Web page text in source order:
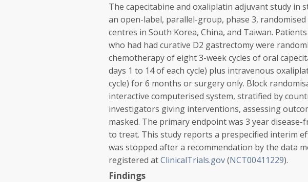
The capecitabine and oxaliplatin adjuvant study in
an open-label, parallel-group, phase 3,
centres in South Korea, China, and Taiwan.
who had had curative D2 gastrectomy were
chemotherapy of eight 3-week cycles of oral
days 1 to 14 of each cycle) plus intravenous
cycle) for 6 months or surgery only. Block
interactive computerised system, stratified by
investigators giving interventions, assessing
masked. The primary endpoint was 3 year
to treat. This study reports a prespecified interim
was stopped after a recommendation by the data
registered atClinicalTrials.gov(NCT00411229).
Findings